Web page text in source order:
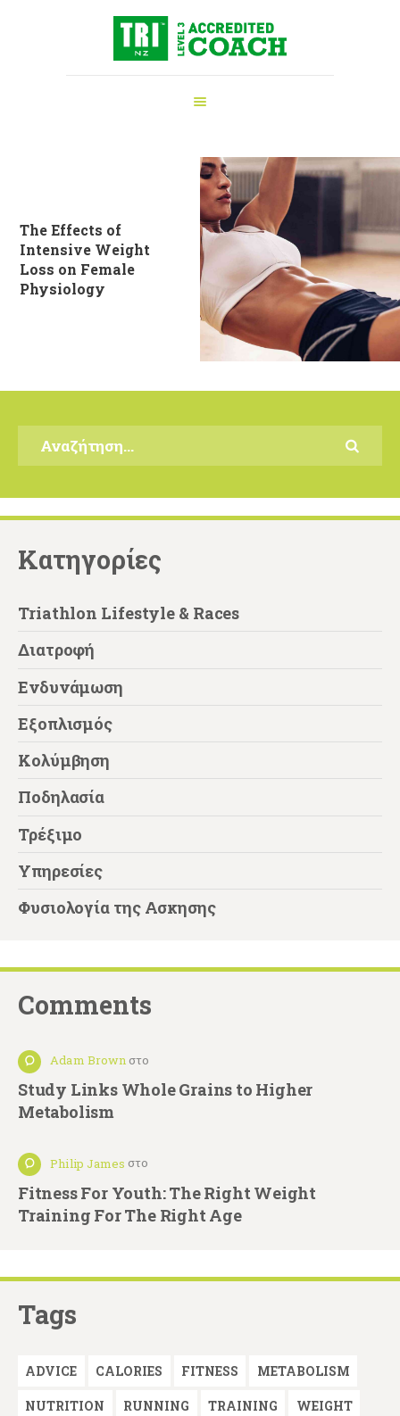
ΑΡΧΙΚΉ
ΕΞΟΠΛΙΣΜΌΣ
ΕΠΙΚΟΙΝΩΝΊΑ
The Effects of
Intensive Weight
Loss on Female
Physiology
Kατηγορίες
Triathlon Lifestyle & Races
Διατροφή
Ενδυνάμωση
Εξοπλισμός
Κολύμβηση
Ποδηλασία
Τρέξιμο
Υπηρεσίες
Φυσιολογία της Ασκησης
Comments
Adam Brownστο
Study Links Whole Grains to Higher
Metabolism
Philip James στο
Fitness For Youth: The Right Weight
Training For The Right Age
Tags
ADVICE CALORIES FITNESS METABOLISM
NUTRITION RUNNING TRAINING WEIGHT